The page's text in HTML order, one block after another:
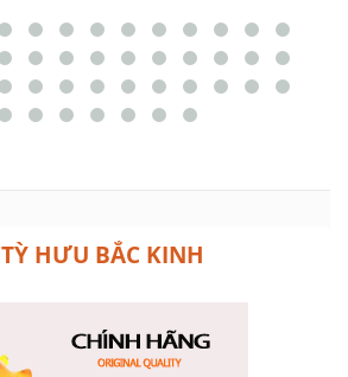
TỲ HƯU BẮC KINH